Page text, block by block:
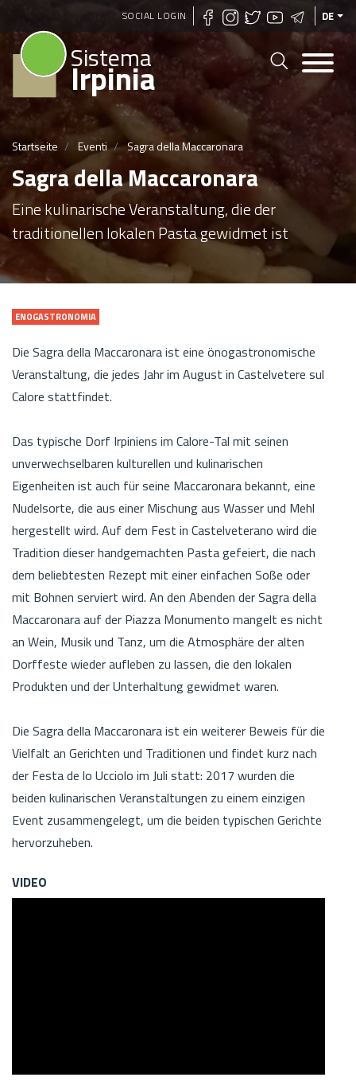
Direkt
zum
Inhalt
SOCIAL LOGIN DE
Sistema
Irpinia
Startseite Eventi Sagra della Maccaronara
Sagra della Maccaronara
Eine kulinarische Veranstaltung, die der
traditionellen lokalen Pasta gewidmet ist
ENOGASTRONOMIA
Die Sagra della Maccaronara ist eine önogastronomische
Veranstaltung, die jedes Jahr im August in Castelvetere sul
Calore stattfindet.
Das typische Dorf Irpiniens im Calore-Tal mit seinen
unverwechselbaren kulturellen und kulinarischen
Eigenheiten ist auch für seine Maccaronara bekannt, eine
Nudelsorte, die aus einer Mischung aus Wasser und Mehl
hergestellt wird. Auf dem Fest in Castelveterano wird die
Tradition dieser handgemachten Pasta gefeiert, die nach
dem beliebtesten Rezept mit einer einfachen Soße oder
mit Bohnen serviert wird. An den Abenden der Sagra della
Maccaronara auf der Piazza Monumento mangelt es nicht
an Wein, Musik und Tanz, um die Atmosphäre der alten
Dorffeste wieder aufleben zu lassen, die den lokalen
Produkten und der Unterhaltung gewidmet waren.
Die Sagra della Maccaronara ist ein weiterer Beweis für die
Vielfalt an Gerichten und Traditionen und findet kurz nach
der Festa de lo Ucciolo im Juli statt: 2017 wurden die
beiden kulinarischen Veranstaltungen zu einem einzigen
Event zusammengelegt, um die beiden typischen Gerichte
hervorzuheben.
VIDEO